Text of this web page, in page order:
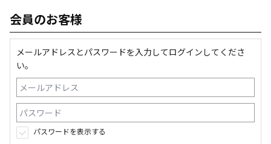
会員のお客様
メールアドレスとパスワードを入力してログインしてくださ
い。
パスワードを表示する